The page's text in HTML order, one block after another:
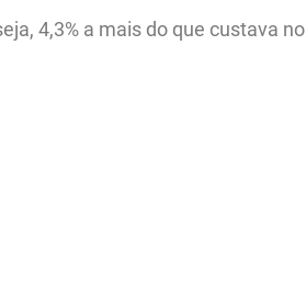
4,3% a mais do que custava no